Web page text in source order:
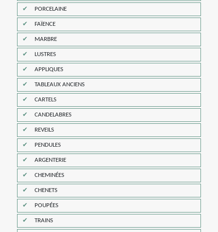
PORCELAINE
FAÏENCE
MARBRE
LUSTRES
APPLIQUES
TABLEAUX ANCIENS
CARTELS
CANDELABRES
REVEILS
PENDULES
ARGENTERIE
CHEMINÉES
CHENETS
POUPÉES
TRAINS